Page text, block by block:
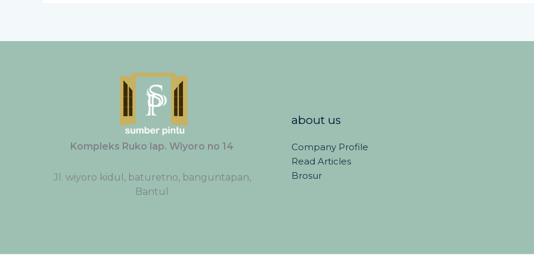
Kompleks Ruko lap. Wiyoro no 14
Jl. wiyoro kidul, baturetno, banguntapan,
Bantul
about us
Company Profile
Read Articles
Brosur